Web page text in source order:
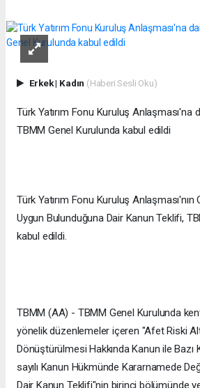
Erkek| Kadın (Haberi Sesli Oku)
Türk Yatırım Fonu Kuruluş Anlaşması'na
TBMM Genel Kurulunda kabul edildi
Türk Yatırım Fonu Kuruluş Anlaşması'nın
Uygun Bulunduğuna Dair Kanun Teklifi,
kabul edildi.
TBMM (AA) - TBMM Genel Kurulunda
yönelik düzenlemeler içeren "Afet Riski
Dönüştürülmesi Hakkında Kanun ile Bazı
sayılı Kanun Hükmünde Kararnamede
Dair Kanun Teklifi"nin birinci bölümünde